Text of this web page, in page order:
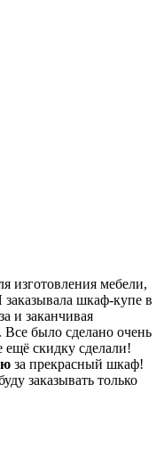
изготовления мебели,
шкаф-купе в
и заканчивая
было сделано очень
скидку сделали!
за прекрасный шкаф!
заказывать только